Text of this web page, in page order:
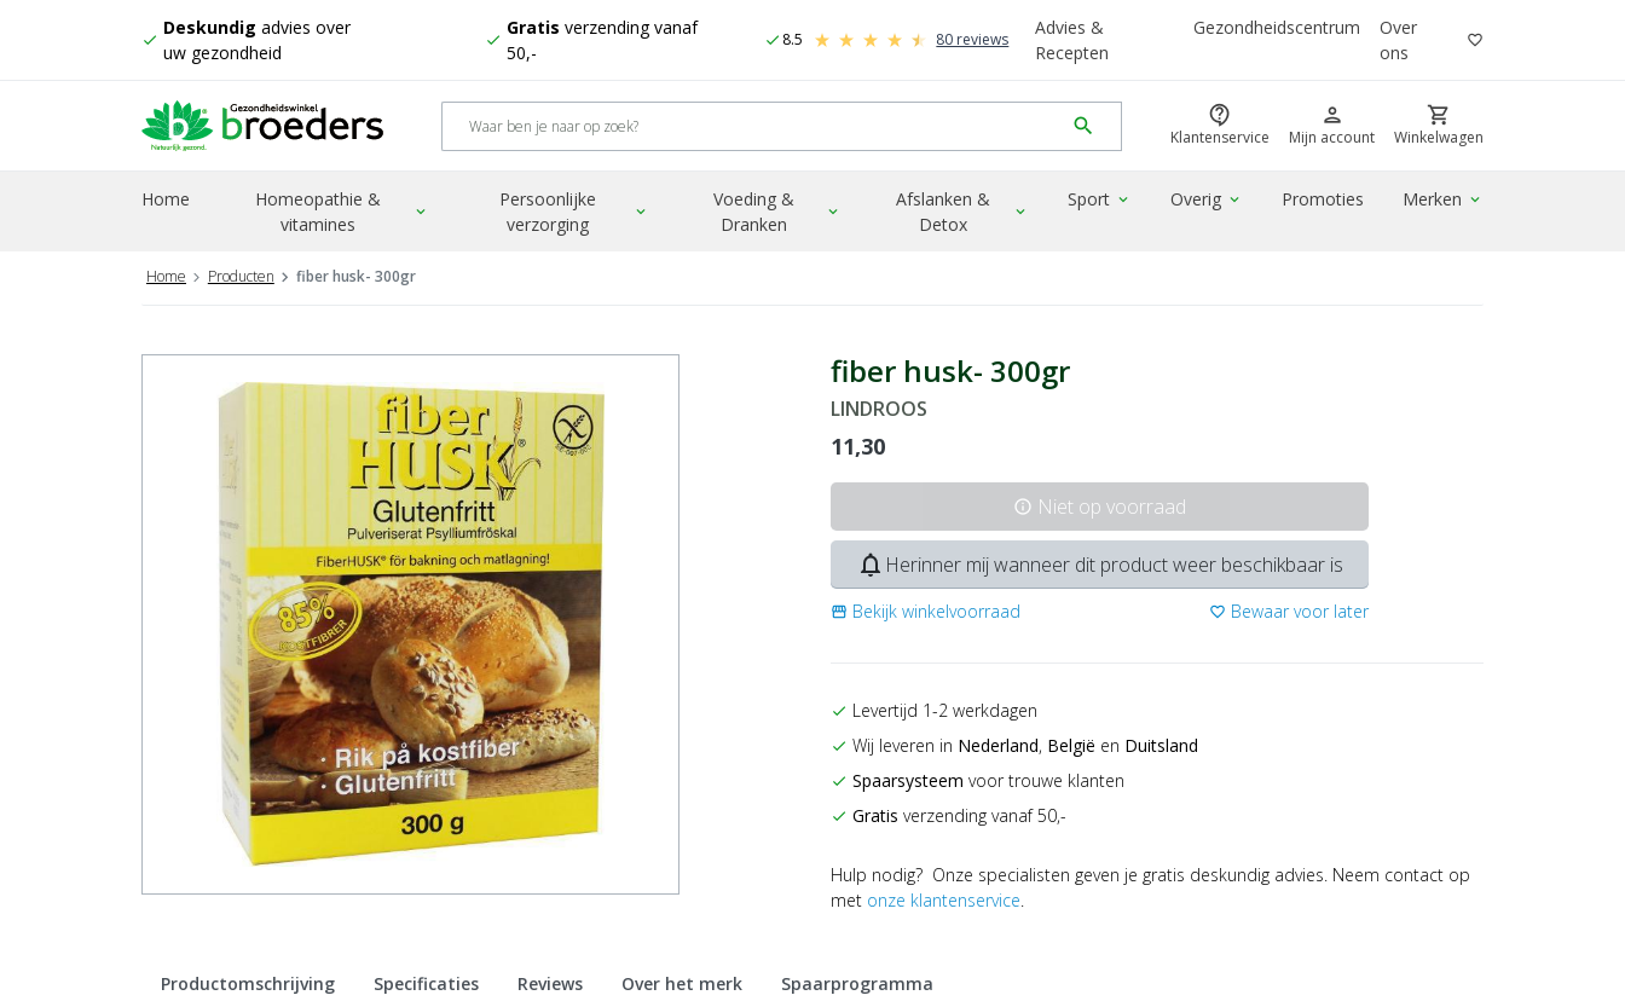
check
Deskundig advies over
uw gezondheid
check
Gratis verzending vanaf
50,-
check 8.5 80 reviews
Advies &
Recepten
Gezondheidscentrum
Over
ons
favorite_border
search contact_support
Klantenservice
person
Mijn account
shopping_cart
Winkelwagen
Home
Homeopathie &
vitamines
expand_more
Persoonlijke
verzorging
expand_more
Voeding &
Dranken
expand_more
Afslanken &
Detox
expand_more
Sport expand_more Overig expand_more Promoties Merken expand_more
Home Producten fiber husk- 300gr
fiber husk- 300gr
LINDROOS
11,30
info Niet op voorraad
notifications_none Herinner mij wanneer dit product weer beschikbaar is
storefront Bekijk winkelvoorraad favorite_border Bewaar voor later
check Levertijd 1-2 werkdagen
check Wij leveren in Nederland, België en Duitsland
check Spaarsysteem voor trouwe klanten
check Gratis verzending vanaf 50,-
Hulp nodig? Onze specialisten geven je gratis deskundig advies. Neem contact op
met onze klantenservice.
Productomschrijving Specificaties Reviews Over het merk Spaarprogramma